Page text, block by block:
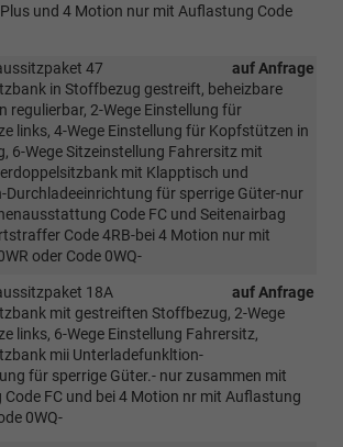
und 4 Motion nur mit Auflastung Code
auf Anfrage
47
in Stoffbezug gestreift, beheizbare
regulierbar, 2-Wege Einstellung für
links, 4-Wege Einstellung für Kopfstützen in
6-Wege Sitzeinstellung Fahrersitz mit
mit Klapptisch und
Durchladeeinrichtung für sperrige Güter-nur
Code FC und Seitenairbag
Code 4RB-bei 4 Motion nur mit
oder Code 0WQ-
auf Anfrage
18A
mit gestreiften Stoffbezug, 2-Wege
links, 6-Wege Einstellung Fahrersitz,
mii Unterladefunkltion-
für sperrige Güter.- nur zusammen mit
FC und bei 4 Motion nr mit Auflastung
0WQ-